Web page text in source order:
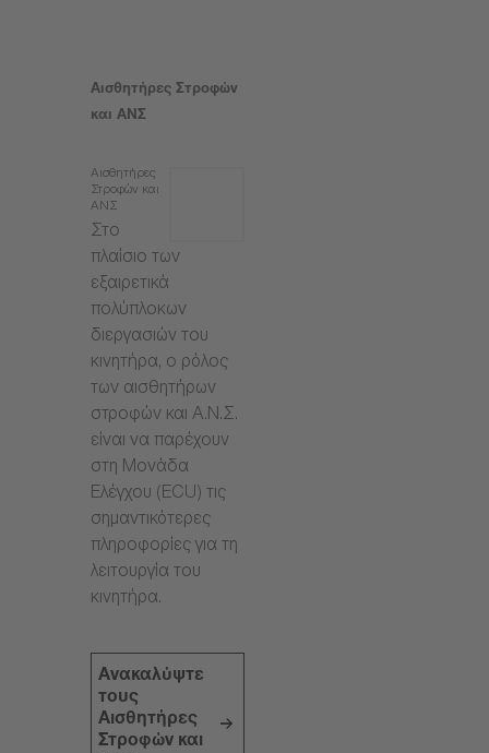
Αισθητήρες Στροφών
και ΑΝΣ
Αισθητήρες
Στροφών και
ΑΝΣ
Στο
πλαίσιο των
εξαιρετικά
πολύπλοκων
διεργασιών του
κινητήρα, ο ρόλος
των αισθητήρων
στροφών και Α.Ν.Σ.
είναι να παρέχουν
στη Μονάδα
Ελέγχου (ECU) τις
σημαντικότερες
πληροφορίες για τη
λειτουργία του
κινητήρα.
Ανακαλύψτε
τους
Αισθητήρες
Στροφών και